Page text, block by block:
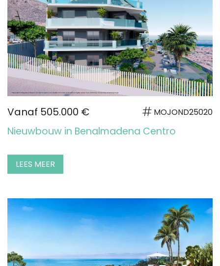
Vanaf 505.000 € MOJOND25020
Nieuwbouw in Benalmadena Centro
LEES MEER